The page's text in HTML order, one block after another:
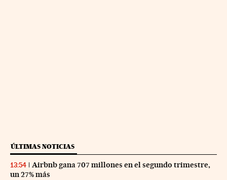
ÚLTIMAS NOTICIAS
13:54
Airbnb gana 707 millones en el segundo trimestre,
un 27% más